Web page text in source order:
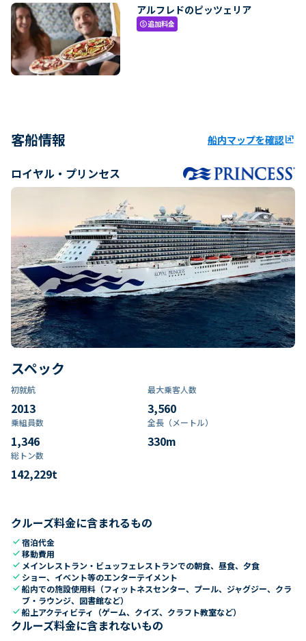
アルフレドのピッツェリア
paid追加料金
客船情報 船内マップを確認ungroup
ロイヤル・プリンセス
スペック
初就航
2013
最大乗客人数
3,560
乗組員数​
1,346
全長（メートル）
330m
総トン数​
142,229t
クルーズ料金に含まれるもの
check宿泊代金
check移動費用
check メインレストラン・ビュッフェレストランでの朝食、昼食、夕食
check ショー、イベント等のエンターテイメント
check船内での施設使用料（フィットネスセンター、プール、ジャグジー、クラ
ブ・ラウンジ、図書館など）
check船上アクティビティ（ゲーム、クイズ、クラフト教室など）
クルーズ料金に含まれないもの